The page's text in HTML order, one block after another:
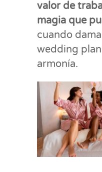
valor de
magia que
cuando
wedding
armonía.